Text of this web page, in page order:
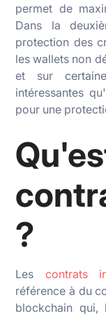
permet de
Dans la
protection des
les wallets non
et sur
intéressantes
pour une
?
Les contrats
référence à du
blockchain qui,